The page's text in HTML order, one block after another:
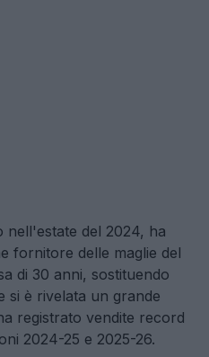
nell'estate del 2024, ha
fornitore delle maglie del
di 30 anni, sostituendo
si è rivelata un grande
registrato vendite record
2024-25 e 2025-26.